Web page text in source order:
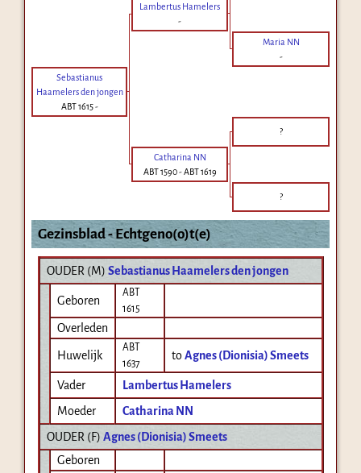
Lambertus Hamelers
-
Maria NN
-
Sebastianus
Haamelers den jongen
ABT 1615-
?
Catharina NN
ABT 1590-ABT 1619
?
Gezinsblad - Echtgeno(o)t(e)
OUDER (M) Sebastianus Haamelers den jongen
Geboren
ABT
1615
Overleden
Huwelijk
ABT
1637
toAgnes (Dionisia) Smeets
Vader
Lambertus Hamelers
Moeder
Catharina NN
OUDER (F) Agnes (Dionisia) Smeets
Geboren